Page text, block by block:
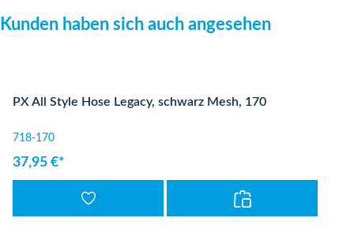
Produktgalerie überspringen
Kunden haben sich auch angesehen
PX All Style Hose Legacy, schwarz Mesh, 170
718-170
37,95 €*